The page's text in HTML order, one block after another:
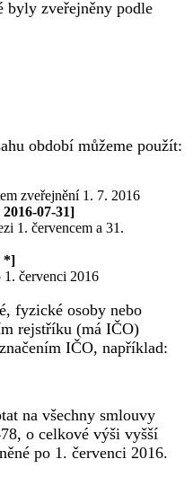
byly zveřejněny podle
období můžeme použít:
zveřejnění 1. 7. 2016
07-31]
1. červencem a 31.
*]
1. červenci 2016
fyzické osoby nebo
rejstříku (má IČO)
IČO, například:
na všechny smlouvy
o celkové výši vyšší
po 1. červenci 2016.